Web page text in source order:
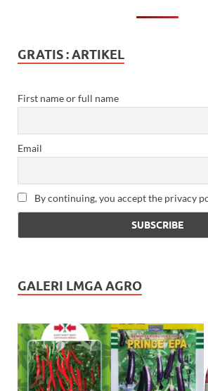
GRATIS : ARTIKEL
First name or full name
Email
By continuing, you accept the privacy
GALERI LMGA AGRO